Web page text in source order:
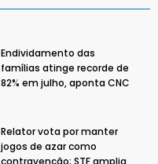
Endividamento das
famílias atinge recorde de
82% em julho, aponta CNC
Relator vota por manter
jogos de azar como